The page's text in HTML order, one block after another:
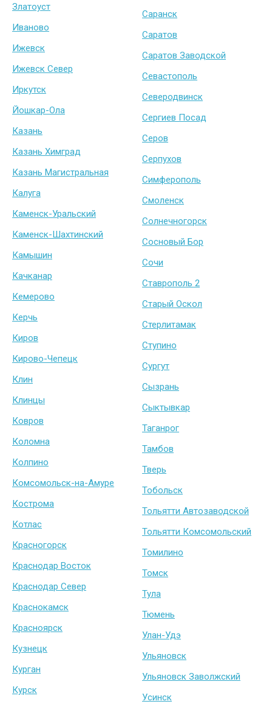
Златоуст
Иваново
Ижевск
Ижевск Север
Иркутск
Йошкар-Ола
Казань
Казань Химград
Казань Магистральная
Калуга
Каменск-Уральский
Каменск-Шахтинский
Камышин
Качканар
Кемерово
Керчь
Киров
Кирово-Чепецк
Клин
Клинцы
Ковров
Коломна
Колпино
Комсомольск-на-Амуре
Кострома
Котлас
Красногорск
Краснодар Восток
Краснодар Север
Краснокамск
Красноярск
Кузнецк
Курган
Курск
Саранск
Саратов
Саратов Заводской
Севастополь
Северодвинск
Сергиев Посад
Серов
Серпухов
Симферополь
Смоленск
Солнечногорск
Сосновый Бор
Сочи
Ставрополь 2
Старый Оскол
Стерлитамак
Ступино
Сургут
Сызрань
Сыктывкар
Таганрог
Тамбов
Тверь
Тобольск
Тольятти Автозаводской
Тольятти Комсомольский
Томилино
Томск
Тула
Тюмень
Улан-Удэ
Ульяновск
Ульяновск Заволжский
Усинск